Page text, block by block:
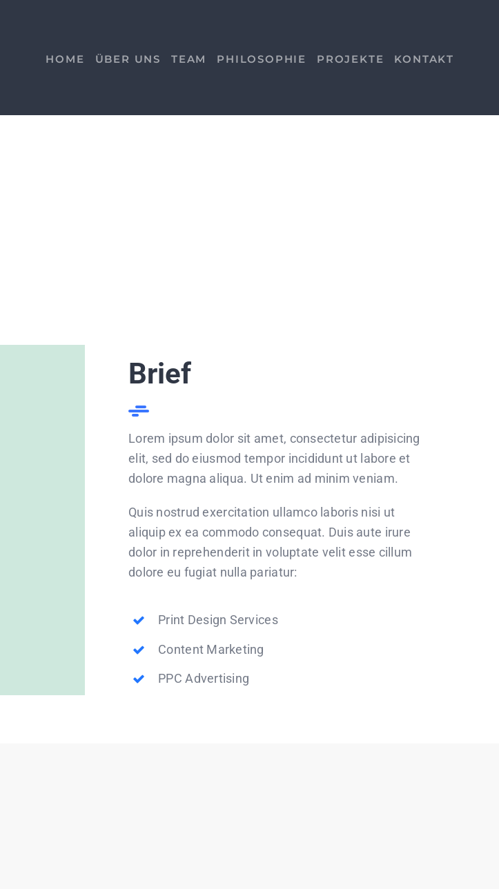
HOME ÜBER UNS TEAM PHILOSOPHIE PROJEKTE KONTAKT
Brief
Lorem ipsum dolor sit amet, consectetur adipisicing
elit, sed do eiusmod tempor incididunt ut labore et
dolore magna aliqua. Ut enim ad minim veniam.
Quis nostrud exercitation ullamco laboris nisi ut
aliquip ex ea commodo consequat. Duis aute irure
dolor in reprehenderit in voluptate velit esse cillum
dolore eu fugiat nulla pariatur:
Print Design Services
Content Marketing
PPC Advertising